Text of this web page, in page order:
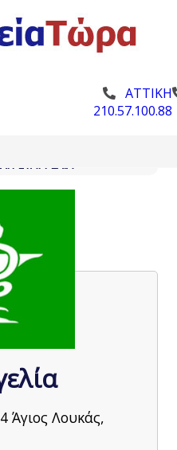
ΑΤΤΙΚΗ
210.57.100.88
Άγιος Λουκάς,